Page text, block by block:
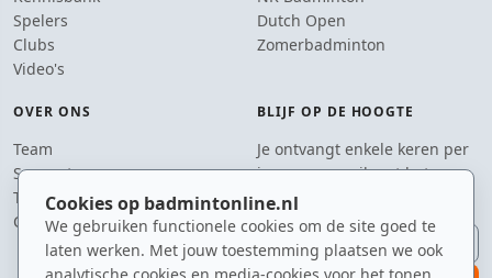
Cookies op badmintonline.nl
We gebruiken functionele cookies om de site goed te
laten werken. Met jouw toestemming plaatsen we ook
Spelers
Clubs
Video's
Dutch Open
Zomerbadminton
OVER ONS
Team
Supporters
Tip de redactie
Contact
BLIJF OP DE HOOGTE
Je ontvangt enkele keren per
jaar een e-mail met het
laatste badmintonnieuws.
E-mailadres